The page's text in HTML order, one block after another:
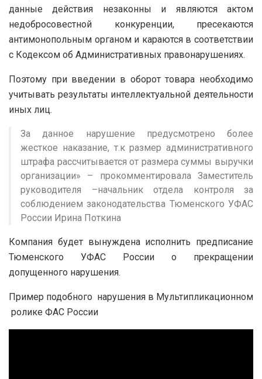
данные действия незаконны и являются актом
недобросовестной конкуренции, пресекаются
антимонопольным органом и караются в соответствии
с Кодексом об Административных правонарушениях.
Поэтому при введении в оборот товара необходимо
учитывать результаты интеллектуальной деятельности
иных лиц.
За данное нарушение предусмотрено более
жесткое наказание, т.к размер административного
штрафа рассчитывается от размера суммы выручки
организации» – прокомментировала Заместитель
руководителя –начальник отдела контроля за
соблюдением законодательства Тюменского УФАС
России Ирина Поткина
Компания будет вынуждена исполнить предписание
Тюменского УФАС России о прекращении
допущенного нарушения.
Пример подобного нарушения в Мультипликационном
ролике ФАС России